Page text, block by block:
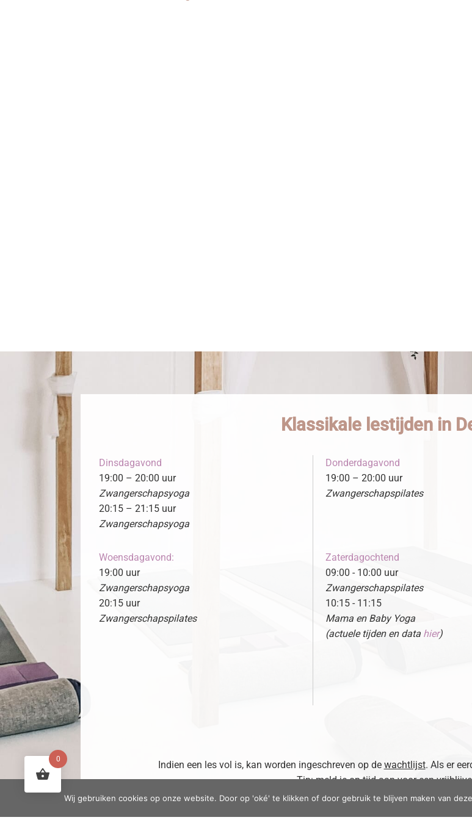
Klassikale lestijden in
Dinsdagavond
19:00 – 20:00 uur
Zwangerschapsyoga
20:15 – 21:15 uur
Zwangerschapsyoga
Woensdagavond:
19:00 uur
Zwangerschapsyoga
20:15 uur
Zwangerschapspilates
Donderdagavond
19:00 – 20:00 uur
Zwangerschapspilates
Zaterdagochtend
09:00 - 10:00 uur
Zwangerschapspilates
10:15 - 11:15
Mama en Baby Yoga
(actuele tijden en data hier)
Indien een les vol is, kan worden ingeschreven op de wachtlijst. Als er
Tip: meld je op tijd aan voor een
0
Wij gebruiken cookies op onze website. Door op 'oké' te klikken of door gebruik te blijven maken van